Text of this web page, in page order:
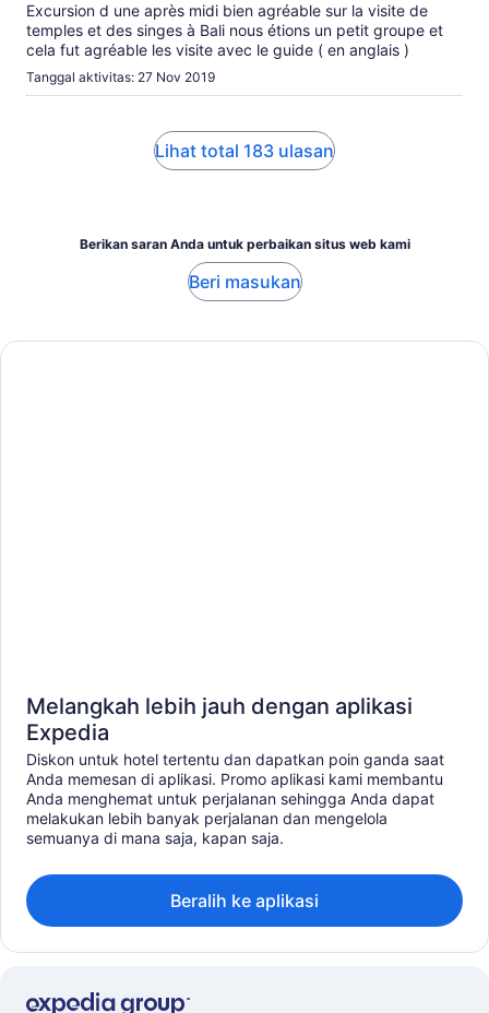
Excursion d une après midi bien agréable sur la visite de
temples et des singes à Bali nous étions un petit groupe et
cela fut agréable les visite avec le guide ( en anglais )
Tanggal aktivitas: 27 Nov 2019
Lihat total 183 ulasan
Berikan saran Anda untuk perbaikan situs web kami
Beri masukan
Melangkah lebih jauh dengan aplikasi
Expedia
Diskon untuk hotel tertentu dan dapatkan poin ganda saat
Anda memesan di aplikasi. Promo aplikasi kami membantu
Anda menghemat untuk perjalanan sehingga Anda dapat
melakukan lebih banyak perjalanan dan mengelola
semuanya di mana saja, kapan saja.
Beralih ke aplikasi